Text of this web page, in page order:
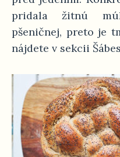
pridala žitnú
pšeničnej, preto je
nájdete v sekcii